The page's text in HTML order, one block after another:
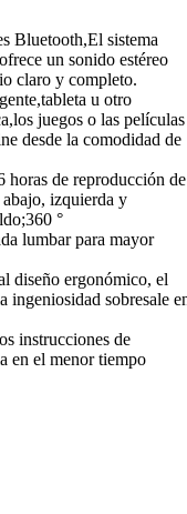
Bluetooth,El sistema
un sonido estéreo
claro y completo.
u otro
juegos o las películas
desde la comodidad de
de reproducción de
izquierda y
°
lumbar para mayor
diseño ergonómico, el
ingeniosidad sobresale
instrucciones de
en el menor tiempo